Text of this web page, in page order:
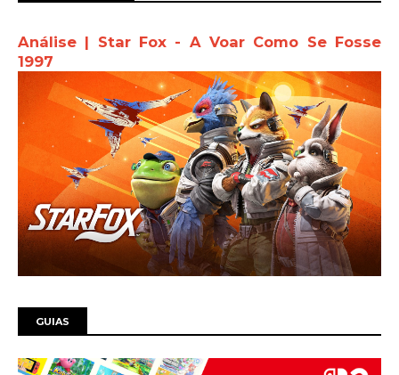
Análise | Star Fox - A Voar Como Se Fosse
1997
GUIAS